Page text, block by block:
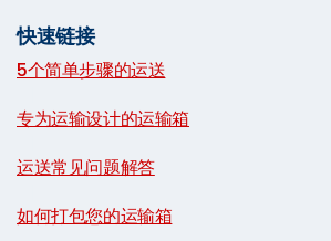
快速链接
5个简单步骤的运送
专为运输设计的运输箱
运送常见问题解答
如何打包您的运输箱